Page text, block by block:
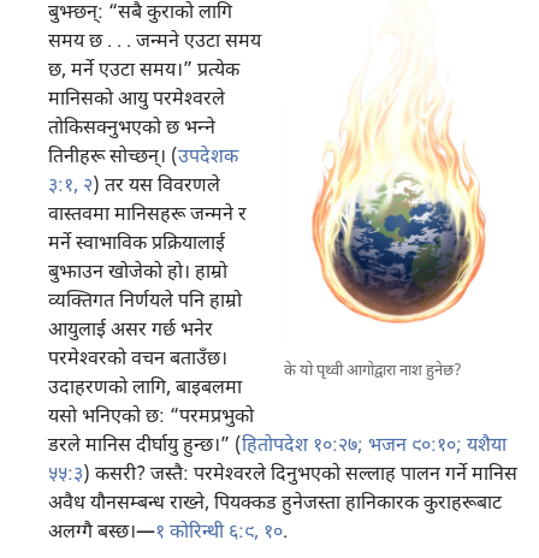
के यो पृथ्वी आगोद्वारा नाश हुनेछ?
बुझ्छन्‌: “सबै कुराको लागि
समय छ . . . जन्मने एउटा समय
छ, मर्ने एउटा समय।” प्रत्येक
मानिसको आयु परमेश्‍वरले
तोकिसक्नुभएको छ भन्‍ने
तिनीहरू सोच्छन्‌। (उपदेशक
३:१, २) तर यस विवरणले
वास्तवमा मानिसहरू जन्मने र
मर्ने स्वाभाविक प्रक्रियालाई
बुझाउन खोजेको हो। हाम्रो
व्यक्‍तिगत निर्णयले पनि हाम्रो
आयुलाई असर गर्छ भनेर
परमेश्‍वरको वचन बताउँछ।
उदाहरणको लागि, बाइबलमा
यसो भनिएको छ: “परमप्रभुको
डरले मानिस दीर्घायु हुन्छ।” (हितोपदेश १०:२७; भजन ९०:१०; यशैया
५५:३) कसरी? जस्तै: परमेश्‍वरले दिनुभएको सल्लाह पालन गर्ने मानिस
अवैध यौनसम्बन्ध राख्ने, पियक्कड हुनेजस्ता हानिकारक कुराहरूबाट
अलग्गै बस्छ।—१ कोरिन्थी ६:९, १०.